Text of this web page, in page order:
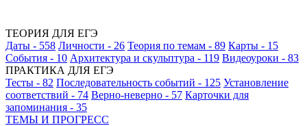
ТЕОРИЯ ДЛЯ ЕГЭ
Даты - 558 Личности - 26 Теория по темам - 89 Карты - 15
События - 10 Архитектура и скульптура - 119 Видеоуроки - 83
ПРАКТИКА ДЛЯ ЕГЭ
Тесты - 82 Последовательность событий - 125 Установление
соответствий - 74 Верно-неверно - 57 Карточки для
запоминания - 35
ТЕМЫ И ПРОГРЕСС